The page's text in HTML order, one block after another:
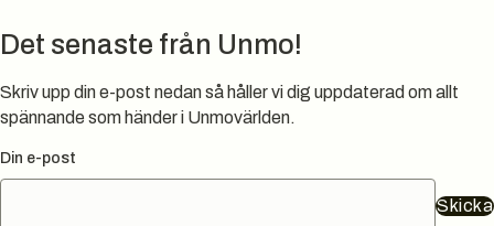
Det senaste från Unmo!
Skriv upp din e-post nedan så håller vi dig uppdaterad om allt
spännande som händer i Unmovärlden.
Din e-post
Skicka